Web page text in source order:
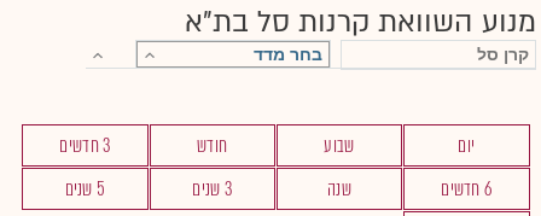
מנוע השוואת קרנות סל בת"א
יום שבוע חודש
3 חדשים
6 חדשים
שנה 3 שנים
5 שנים